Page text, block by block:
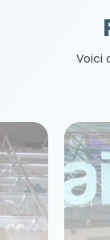
Voici